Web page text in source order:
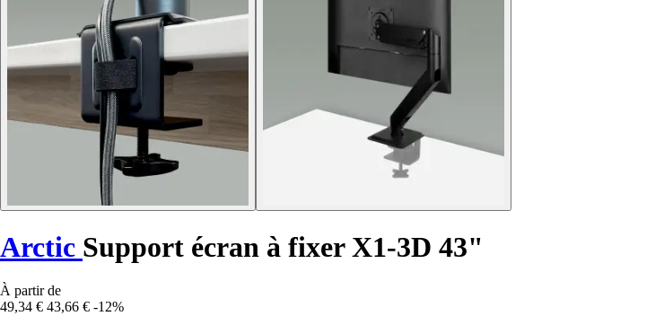
Arctic Support écran à fixer X1-3D 43"
À partir de
49,34 € 43,66 € -12%